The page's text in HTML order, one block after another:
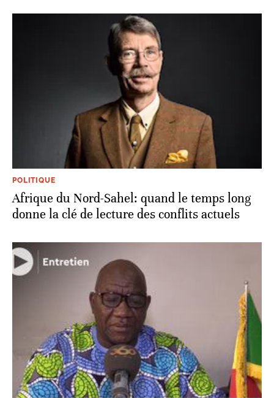
POLITIQUE
Afrique du Nord-Sahel: quand le temps long
donne la clé de lecture des conflits actuels